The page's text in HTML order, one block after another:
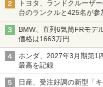
トヨタ、ランドクルーザ
台のランクルと425名が参
BMW、直列6気筒FRモデ
価格は1663万円
ホンダ、2027年3月期第1
最高を記録
日産、受注好調の新型「